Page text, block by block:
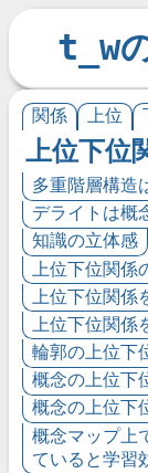
t_w
関係 上位
上位下位
多重階層構造
デライトは概
知識の立体感
上位下位関
上位下位関係
上位下位関係
輪郭の上位下
概念の上位下
概念の上位下
概念マップ上
ていると学習